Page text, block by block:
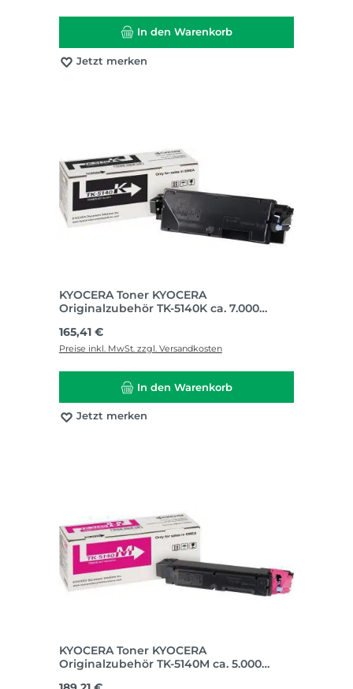
In den Warenkorb
Jetzt merken
KYOCERA Toner KYOCERA
Originalzubehör TK-5140K ca. 7.000
Regulärer Preis:
165,41 €
Preise inkl. MwSt. zzgl. Versandkosten
In den Warenkorb
Jetzt merken
KYOCERA Toner KYOCERA
Originalzubehör TK-5140M ca. 5.000